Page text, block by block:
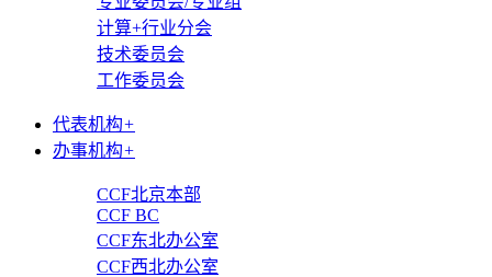
计算+行业分会
技术委员会
工作委员会
代表机构+
办事机构+
CCF北京本部
CCF BC
CCF东北办公室
CCF西北办公室